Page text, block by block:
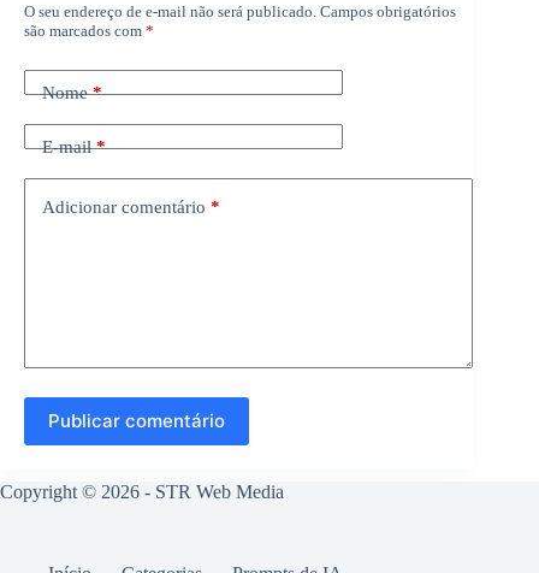
O seu endereço de e-mail não será publicado. Campos obrigatórios
são marcados com *
Nome*
E-mail*
Adicionar comentário *
Publicar comentário
Copyright © 2026 - STR Web Media